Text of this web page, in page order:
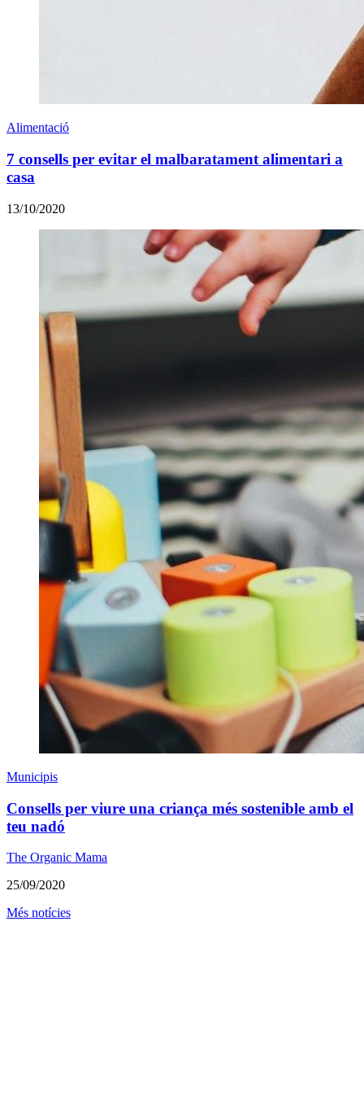
Alimentació
7 consells per evitar el malbaratament alimentari a
casa
13/10/2020
Municipis
Consells per viure una criança més sostenible amb el
teu nadó
The Organic Mama
25/09/2020
Més notícies